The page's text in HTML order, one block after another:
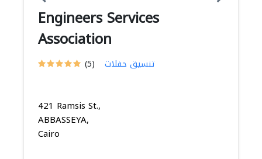
Engineers Services
Association
(5) تنسيق حفلات
421 Ramsis St.,
ABBASSEYA,
Cairo